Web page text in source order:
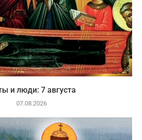
и люди: 7 августа
07.08.2026